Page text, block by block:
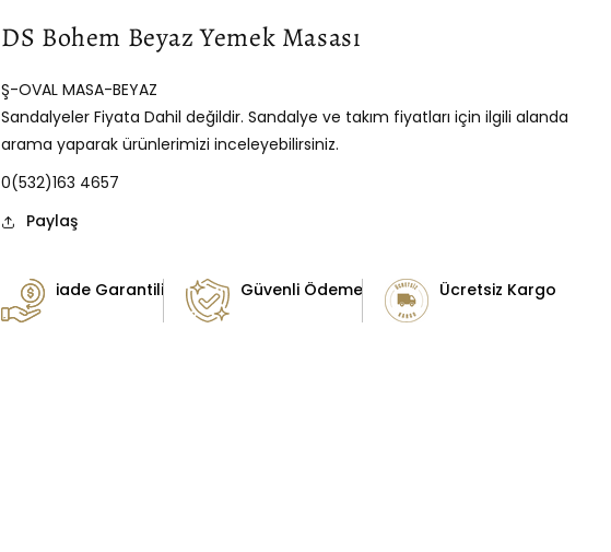
DS Bohem Beyaz Yemek Masası
Ş-OVAL MASA-BEYAZ
Sandalyeler Fiyata Dahil değildir. Sandalye ve takım fiyatları için ilgili alanda
arama yaparak ürünlerimizi inceleyebilirsiniz.
0(532)163 4657
Paylaş
iade Garantili Güvenli Ödeme Ücretsiz Kargo